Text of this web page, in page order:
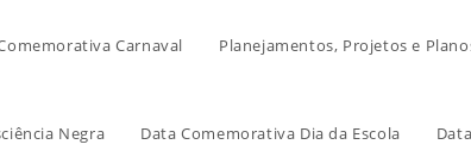
Carnaval Planejamentos, Projetos e
Negra Data Comemorativa Dia da Escola